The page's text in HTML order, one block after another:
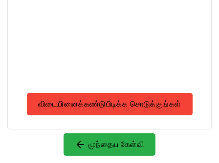
விடையினைக்கண்டுபிடிக்க சொடுக்குங்கள்
முந்தைய கேள்வி